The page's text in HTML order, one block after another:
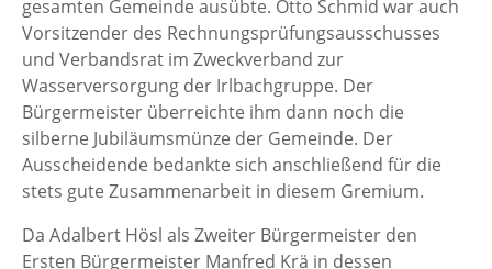
gesamten Gemeinde ausübte. Otto Schmid war auch
Vorsitzender des Rechnungsprüfungsausschusses
und Verbandsrat im Zweckverband zur
Wasserversorgung der Irlbachgruppe. Der
Bürgermeister überreichte ihm dann noch die
silberne Jubiläumsmünze der Gemeinde. Der
Ausscheidende bedankte sich anschließend für die
stets gute Zusammenarbeit in diesem Gremium.
Da Adalbert Hösl als Zweiter Bürgermeister den
Ersten Bürgermeister Manfred Krä in dessen